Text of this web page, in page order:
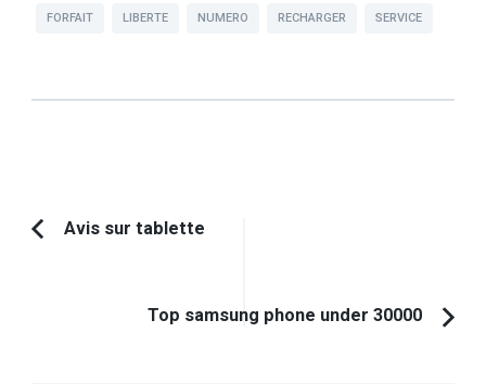
FORFAIT LIBERTE NUMERO RECHARGER SERVICE
Navigation
Article
Avis sur tablette
Top samsung phone under 30000